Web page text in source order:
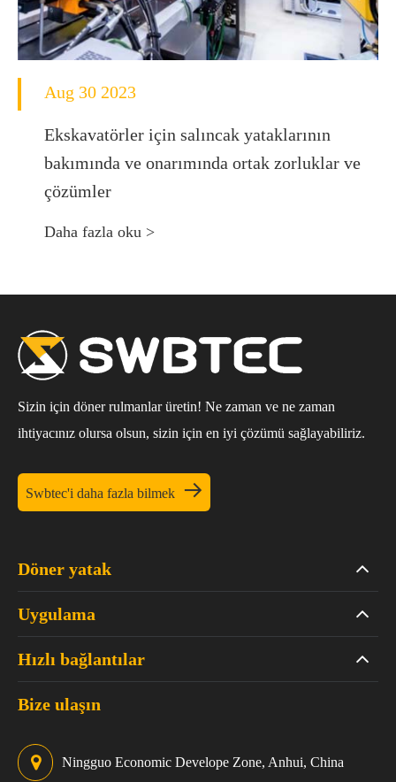
Aug 30 2023
Ekskavatörler için salıncak yataklarının
bakımında ve onarımında ortak zorluklar ve
çözümler
Daha fazla oku >
Sizin için döner rulmanlar üretin! Ne zaman ve ne zaman
ihtiyacınız olursa olsun, sizin için en iyi çözümü sağlayabiliriz.
Swbtec'i daha fazla bilmek 
Döner yatak
Uygulama
Hızlı bağlantılar
Bize ulaşın
Ningguo Economic Develope Zone, Anhui, China